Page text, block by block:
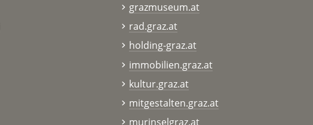
grazmuseum.at
rad.graz.at
holding-graz.at
immobilien.graz.at
kultur.graz.at
mitgestalten.graz.at
murinselgraz.at